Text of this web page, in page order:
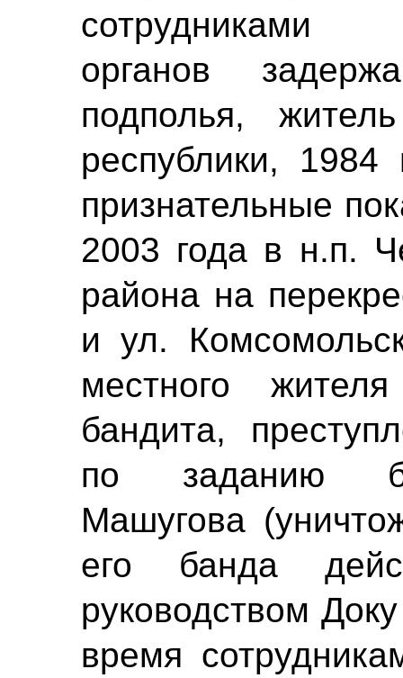
сотрудниками
органов
подполья,
республики,
признательные
2003 года в н.п.
района на
и ул.
местного
бандита,
по заданию
Машугова
его банда
руководством
время